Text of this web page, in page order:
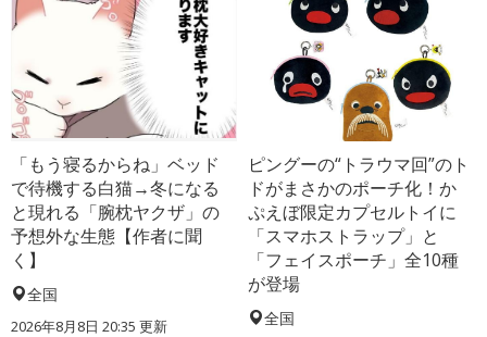
「もう寝るからね」ベッド
で待機する白猫→冬になる
と現れる「腕枕ヤクザ」の
予想外な生態【作者に聞
く】
全国
2026年8月8日 20:35 更新
ピングーの“トラウマ回”のト
ドがまさかのポーチ化！か
ぷえぼ限定カプセルトイに
「スマホストラップ」と
「フェイスポーチ」全10種
が登場
全国